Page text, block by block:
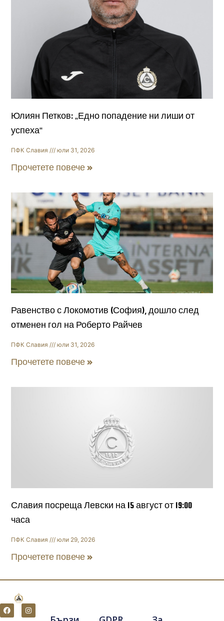
Юлиян Петков: „Едно попадение ни лиши от
успеха“
ПФК Славия юли 31, 2026
Прочетете повече »
Равенство с Локомотив (София), дошло след
отменен гол на Роберто Райчев
ПФК Славия юли 31, 2026
Прочетете повече »
Славия посреща Левски на 15 август от 19:00
часа
ПФК Славия юли 29, 2026
Прочетете повече »
F
a
I
n